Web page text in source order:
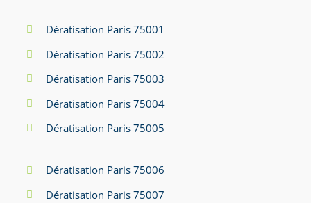
Dératisation Paris 75001
Dératisation Paris 75002
Dératisation Paris 75003
Dératisation Paris 75004
Dératisation Paris 75005
Dératisation Paris 75006
Dératisation Paris 75007